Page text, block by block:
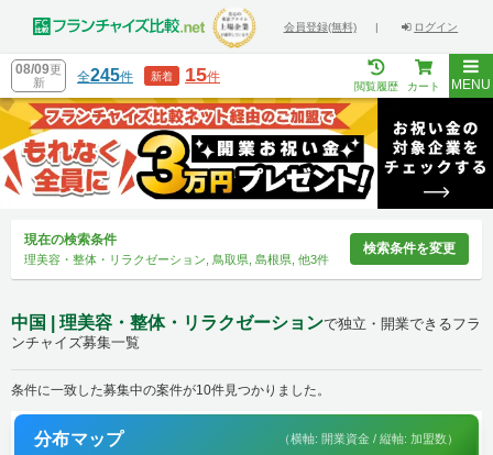
会員登録(無料) | ログイン
08/09更
新
全245件 新着 15件
閲覧履歴 カート MENU
現在の検索条件
理美容・整体・リラクゼーション, 鳥取県, 島根県, 他3件
検索条件を変更
中国 | 理美容・整体・リラクゼーションで独立・開業できるフラ
ンチャイズ募集一覧
条件に一致した募集中の案件が10件見つかりました。
分布マップ （横軸: 開業資金 / 縦軸: 加盟数）